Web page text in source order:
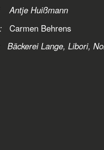
Antje Huißmann
Carmen Behrens
Bäckerei Lange, Libori,